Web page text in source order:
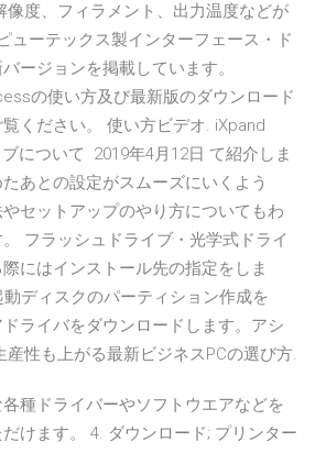
像度、フィラメント、出力温度などが
ューテックス製インターフェース・ド
ージョンを掲載しています。
の使い方及び最新版のダウンロード
ください。 使い方ビデオ. iXpand
について 2019年4月12日 て紹介しま
あとの設定がスムーズにいくよう
セットアップのやり方についてもわ
フラッシュドライブ・光学式ドライ
にはインストール先の指定をしま
ディスクのパーティション作成を
ライバをダウンロードします。アシ
性も上がる最新ビジネスPCの選び方.
種ドライバーやソフトウエアなどを
けます。 4. ダウンロード; プリンター